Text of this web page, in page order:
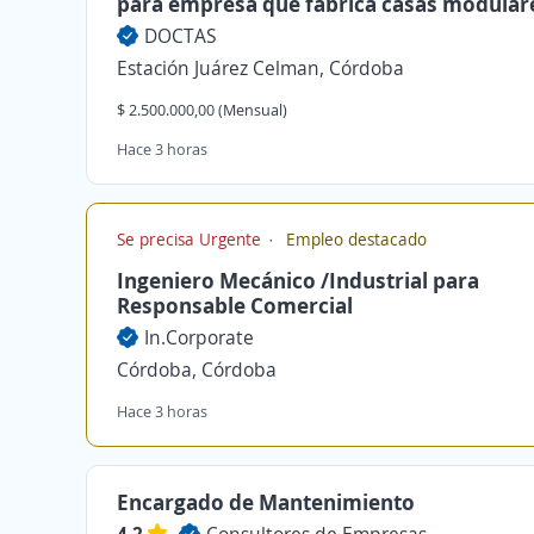
DOCTAS
Estación Juárez Celman, Córdoba
$ 2.500.000,00 (Mensual)
Hace 3 horas
Se precisa Urgente Empleo destacado
Ingeniero Mecánico /Industrial para
Responsable Comercial
In.Corporate
Córdoba, Córdoba
Hace 3 horas
Encargado de Mantenimiento